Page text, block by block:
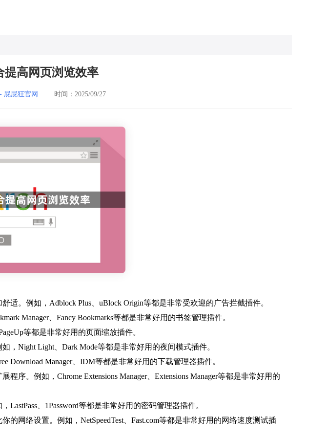
提高网页浏览效率
屁屁狂官网 时间：2025/09/27
。例如，Adblock Plus、uBlock Origin等都是非常受欢迎的广告拦截插件。
Manager、Fancy Bookmarks等都是非常好用的书签管理插件。
等都是非常好用的页面缩放插件。
Night Light、Dark Mode等都是非常好用的夜间模式插件。
Download Manager、IDM等都是非常好用的下载管理器插件。
序。例如，Chrome Extensions Manager、Extensions Manager等都是非常好用的
、1Password等都是非常好用的密码管理器插件。
网络设置。例如，NetSpeedTest、Fast.com等都是非常好用的网络速度测试插